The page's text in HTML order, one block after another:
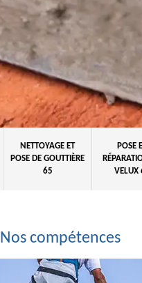
NETTOYAGE ET
POSE DE GOUTTIÈRE
65
POSE
VELUX
Nos compétences